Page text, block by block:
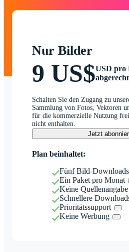
Nur Bilder
9 US$USD pro
Schalten Sie den Zugang zu
Sammlung von Fotos, Vektoren
für die kommerzielle Nutzung
nicht enthalten.
Jetzt
Plan beinhaltet:
Fünf Bild-
Ein Paket pro Monat
Keine
Schnellere
Prioritätssupport
Keine Werbung